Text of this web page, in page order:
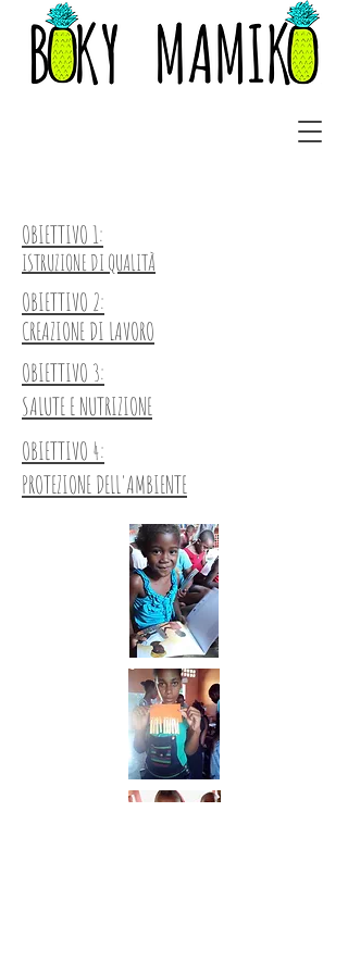
OBIETTIVO 1:
ISTRUZIONE DI QUALITÀ
OBIETTIVO 2:
CREAZIONE DI LAVORO
OBIETTIVO 3:
SALUTE E NUTRIZIONE
OBIETTIVO 4:
PROTEZIONE DELL'AMBIENTE